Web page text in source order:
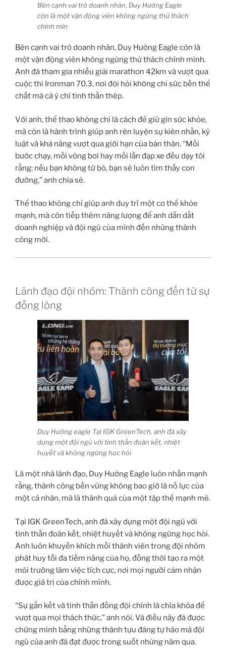
Bên cạnh vai trò doanh nhân, Duy Hưởng Eagle
còn là một vận động viên không ngừng thử thách
chính mìn
Bên cạnh vai trò doanh nhân, Duy Hưởng Eagle còn là
một vận động viên không ngừng thử thách chính mình.
Anh đã tham gia nhiều giải marathon 42km và vượt qua
cuộc thi Ironman 70.3, nơi đòi hỏi không chỉ sức bền thể
chất mà cả ý chí tinh thần thép.
Với anh, thể thao không chỉ là cách để giữ gìn sức khỏe,
mà còn là hành trình giúp anh rèn luyện sự kiên nhẫn, kỷ
luật và khả năng vượt qua giới hạn của bản thân. “Mỗi
bước chạy, mỗi vòng bơi hay mỗi lần đạp xe đều dạy tôi
rằng: nếu bạn không từ bỏ, bạn sẽ luôn tìm thấy con
đường,” anh chia sẻ.
Thể thao không chỉ giúp anh duy trì một cơ thể khỏe
mạnh, mà còn tiếp thêm năng lượng để anh dẫn dắt
doanh nghiệp và đội ngũ của mình đến những thành
công mới.
Lãnh đạo đội nhóm: Thành công đến từ sự
đồng lòng
Duy Hưởng eagle Tại IGK GreenTech, anh đã xây
dựng một đội ngũ với tinh thần đoàn kết, nhiệt
huyết và không ngừng học hỏi
Là một nhà lãnh đạo, Duy Hưởng Eagle luôn nhấn mạnh
rằng, thành công bền vững không bao giờ là nỗ lực của
một cá nhân, mà là thành quả của một tập thể mạnh mẽ.
Tại IGK GreenTech, anh đã xây dựng một đội ngũ với
tinh thần đoàn kết, nhiệt huyết và không ngừng học hỏi.
Anh luôn khuyến khích mỗi thành viên trong đội nhóm
phát huy tối đa tiềm năng của họ, đồng thời tạo ra một
môi trường làm việc tích cực, nơi mọi người cảm nhận
được giá trị của chính mình.
“Sự gắn kết và tinh thần đồng đội chính là chìa khóa để
vượt qua mọi thách thức,” anh nói. Và điều này đã được
chứng minh bằng những thành tựu đáng tự hào mà đội
ngũ của anh đã đạt được trong suốt những năm qua.